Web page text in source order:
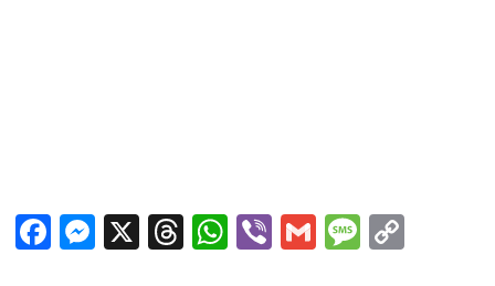
Facebook
Messenger
X Threads
WhatsApp
ViberGmail